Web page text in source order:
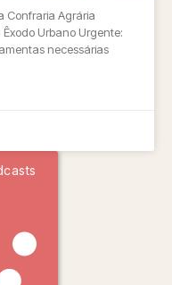
Confraria Agrária
Urbano Urgente:
necessárias